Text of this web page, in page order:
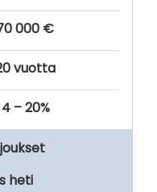
000 €
vuotta
– 20%
heti